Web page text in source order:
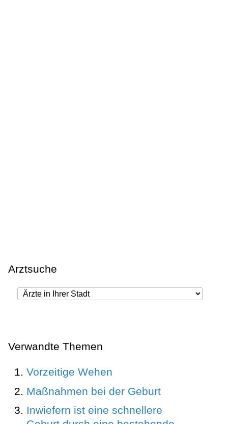
Arztsuche
Verwandte Themen
Vorzeitige Wehen
Maßnahmen bei der Geburt
Inwiefern ist eine schnellere